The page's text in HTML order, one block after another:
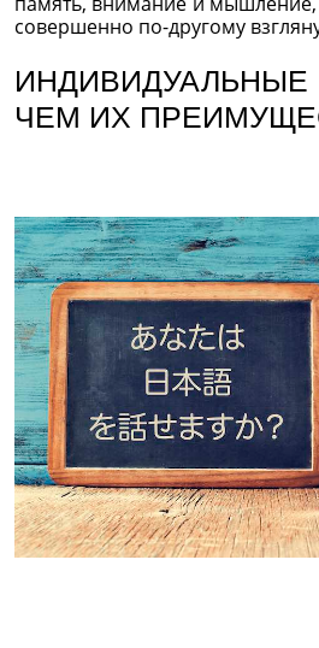
совершенно по-другому
ЧЕМ ИХ